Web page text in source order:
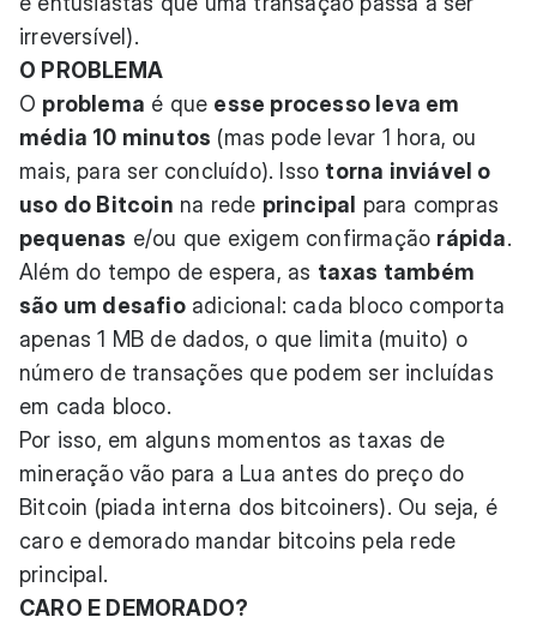
irreversível).
O PROBLEMA
O problema é que esse processo leva em
média 10 minutos (mas pode levar 1 hora, ou
mais, para ser concluído). Isso torna inviável o
uso do Bitcoin na rede principal
para compras
pequenas e/ou que exigem confirmação rápida.
Além do tempo de espera, as taxas também
são um desafioadicional: cada bloco comporta
apenas 1 MB de dados, o que limita (muito) o
número de transações que podem ser incluídas
em cada bloco.
Por isso, em alguns momentos as taxas de
mineração vão para a Lua antes do preço do
Bitcoin (piada interna dos bitcoiners). Ou seja, é
caro e demorado mandar bitcoins pela rede
principal.
CARO E DEMORADO?